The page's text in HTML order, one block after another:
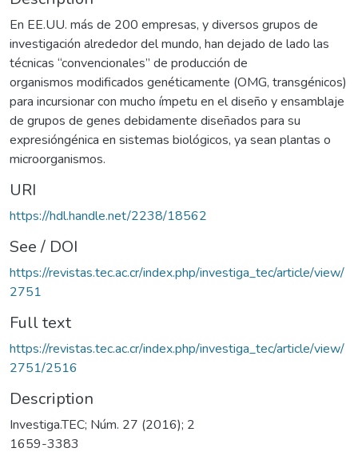
En EE.UU. más de 200 empresas, y diversos grupos de
investigación alrededor del mundo, han dejado de lado las
técnicas “convencionales” de producción de
organismos modificados genéticamente (OMG, transgénicos)
para incursionar con mucho ímpetu en el diseño y ensamblaje
de grupos de genes debidamente diseñados para su
expresióngénica en sistemas biológicos, ya sean plantas o
microorganismos.
URI
https://hdl.handle.net/2238/18562
See / DOI
https://revistas.tec.ac.cr/index.php/investiga_tec/article/view/
2751
Full text
https://revistas.tec.ac.cr/index.php/investiga_tec/article/view/
2751/2516
Description
Investiga.TEC; Núm. 27 (2016); 2
1659-3383